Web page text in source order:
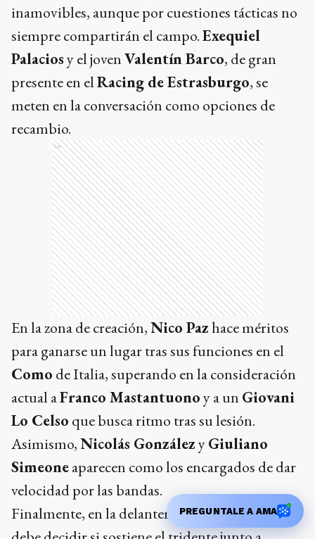
inamovibles, aunque por cuestiones tácticas no
siempre compartirán el campo.Exequiel
Palaciosy el jovenValentín Barco, de gran
presente en elRacing de Estrasburgo, se
meten en la conversación como opciones de
recambio.
Ads
En la zona de creación,Nico Pazhace méritos
para ganarse un lugar tras sus funciones en el
Como de Italia, superando en la consideración
actual aFranco Mastantuonoy a un Giovani
Lo Celso que busca ritmo tras su lesión.
Asimismo,Nicolás GonzálezyGiuliano
Simeoneaparecen como los encargados de dar
velocidad por las bandas.
Finalmente, en la delantera,Lionel Scaloni
PREGUNTALE A AMA